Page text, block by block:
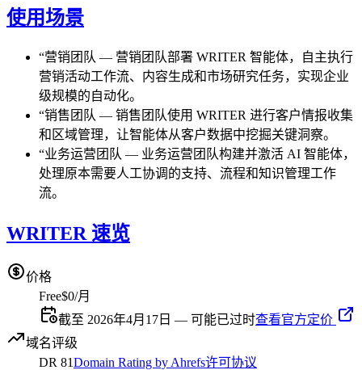
使用场景
“营销团队 — 营销团队部署 WRITER 智能体，自主执行
营销活动工作流、内容生成和市场研究任务，实现企业
级规模的自动化。
“销售团队 — 销售团队使用 WRITER 进行客户情报收集
和区域管理，让智能体从客户数据中挖掘关键洞察。
“业务运营团队 — 业务运营团队构建并激活 AI 智能体，
处理原本需要人工协调的支持、流程和知识管理工作
流。
WRITER 速览
价格
Free$0/月
截至 2026年4月17日 — 可能已过时查看官方定价
域名评级
DR 81Domain Rating by Ahrefs许可协议